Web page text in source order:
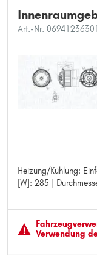
Art.-Nr.
Heizung/Kühlung:
[W]: 285 |
Heizung/Kühlung:
Spannung [V]: 12
Durchmesser [mm]:
Drehzahl ab [1/min]:
Verwendung